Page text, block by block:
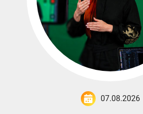
07.08.2026